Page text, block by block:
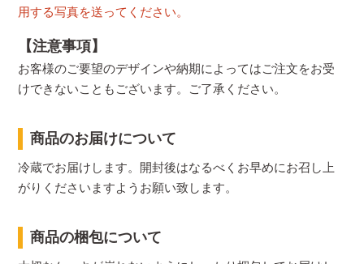
用する写真を送ってください。
【注意事項】
お客様のご要望のデザインや納期によってはご注文をお受
けできないこともございます。ご了承ください。
商品のお届けについて
冷蔵でお届けします。開封後はなるべくお早めにお召し上
がりくださいますようお願い致します。
商品の梱包について